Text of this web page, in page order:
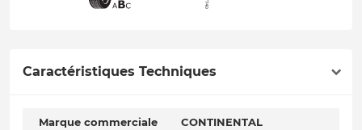
Caractéristiques Techniques
Marque commerciale CONTINENTAL